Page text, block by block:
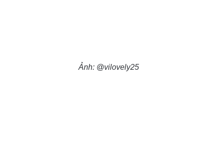
Ảnh: @vilovely25